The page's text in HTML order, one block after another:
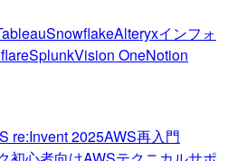
SnowflakeAlteryxインフォ
SplunkVision OneNotion
re:Invent 2025AWS再入門